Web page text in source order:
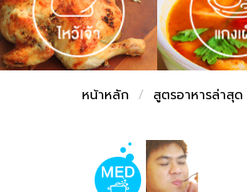
หน้าหลัก สูตรอาหารล่าสุด